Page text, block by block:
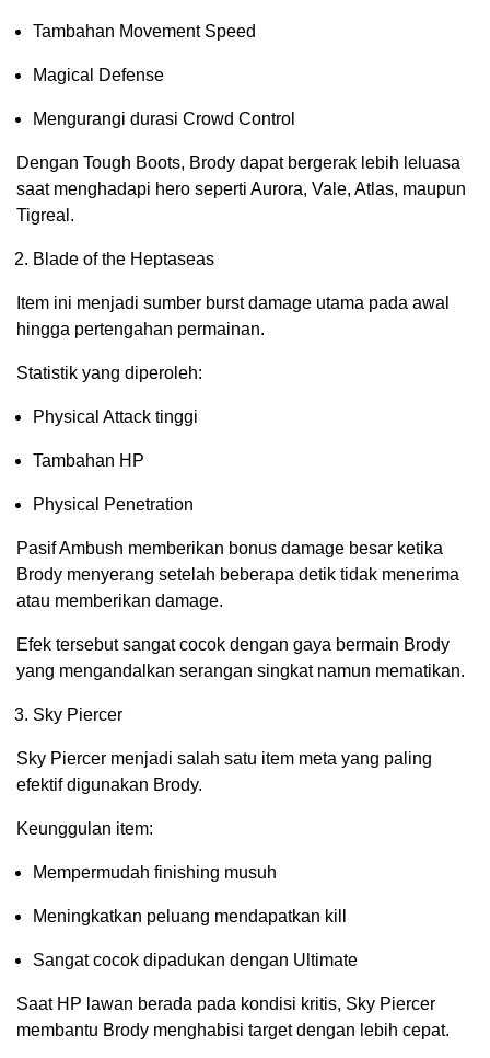
Tambahan Movement Speed
Magical Defense
Mengurangi durasi Crowd Control
Dengan Tough Boots, Brody dapat bergerak lebih leluasa
saat menghadapi hero seperti Aurora, Vale, Atlas, maupun
Tigreal.
Blade of the Heptaseas
Item ini menjadi sumber burst damage utama pada awal
hingga pertengahan permainan.
Statistik yang diperoleh:
Physical Attack tinggi
Tambahan HP
Physical Penetration
Pasif Ambush memberikan bonus damage besar ketika
Brody menyerang setelah beberapa detik tidak menerima
atau memberikan damage.
Efek tersebut sangat cocok dengan gaya bermain Brody
yang mengandalkan serangan singkat namun mematikan.
Sky Piercer
Sky Piercer menjadi salah satu item meta yang paling
efektif digunakan Brody.
Keunggulan item:
Mempermudah finishing musuh
Meningkatkan peluang mendapatkan kill
Sangat cocok dipadukan dengan Ultimate
Saat HP lawan berada pada kondisi kritis, Sky Piercer
membantu Brody menghabisi target dengan lebih cepat.